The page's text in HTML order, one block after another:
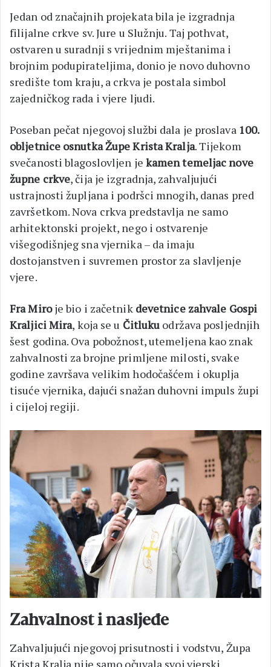
Jedan od značajnih projekata bila je izgradnja
filijalne crkve sv. Jure u Služnju. Taj pothvat,
ostvaren u suradnji s vrijednim mještanima i
brojnim podupirateljima, donio je novo duhovno
središte tom kraju, a crkva je postala simbol
zajedničkog rada i vjere ljudi.
Poseban pečat njegovoj službi dala je proslava 100.
obljetnice osnutka Župe Krista Kralja. Tijekom
svečanosti blagoslovljen je kamen temeljac nove
župne crkve, čija je izgradnja, zahvaljujući
ustrajnosti župljana i podršci mnogih, danas pred
završetkom. Nova crkva predstavlja ne samo
arhitektonski projekt, nego i ostvarenje
višegodišnjeg sna vjernika – da imaju
dostojanstven i suvremen prostor za slavljenje
vjere.
Fra Miroje bio i začetnik devetnice zahvale Gospi
Kraljici Mira, koja se u Čitluku održava posljednjih
šest godina. Ova pobožnost, utemeljena kao znak
zahvalnosti za brojne primljene milosti, svake
godine završava velikim hodočašćem i okuplja
tisuće vjernika, dajući snažan duhovni impuls župi
i cijeloj regiji.
Zahvalnost i nasljeđe
Zahvaljujući njegovoj prisutnosti i vodstvu, Župa
Krista Kralja nije samo očuvala svoj vjerski